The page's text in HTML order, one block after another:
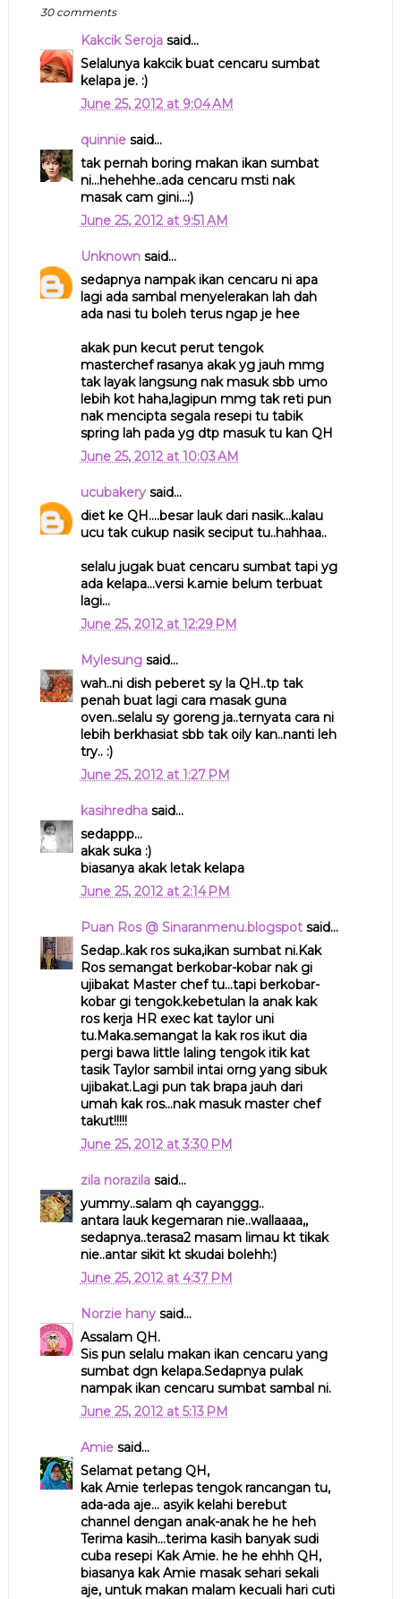
30 comments
Kakcik Serojasaid...
Selalunya kakcik buat cencaru sumbat
kelapa je. :)
June 25, 2012 at 9:04 AM
quinniesaid...
tak pernah boring makan ikan sumbat
ni...hehehhe..ada cencaru msti nak
masak cam gini...:)
June 25, 2012 at 9:51 AM
Unknownsaid...
sedapnya nampak ikan cencaru ni apa
lagi ada sambal menyelerakan lah dah
ada nasi tu boleh terus ngap je hee
akak pun kecut perut tengok
masterchef rasanya akak yg jauh mmg
tak layak langsung nak masuk sbb umo
lebih kot haha,lagipun mmg tak reti pun
nak mencipta segala resepi tu tabik
spring lah pada yg dtp masuk tu kan QH
June 25, 2012 at 10:03 AM
ucubakerysaid...
diet ke QH....besar lauk dari nasik...kalau
ucu tak cukup nasik seciput tu..hahhaa..
selalu jugak buat cencaru sumbat tapi yg
ada kelapa...versi k.amie belum terbuat
lagi...
June 25, 2012 at 12:29 PM
Mylesungsaid...
wah..ni dish peberet sy la QH..tp tak
penah buat lagi cara masak guna
oven..selalu sy goreng ja..ternyata cara ni
lebih berkhasiat sbb tak oily kan..nanti leh
try.. :)
June 25, 2012 at 1:27 PM
kasihredhasaid...
sedappp...
akak suka :)
biasanya akak letak kelapa
June 25, 2012 at 2:14 PM
Puan Ros @ Sinaranmenu.blogspotsaid...
Sedap..kak ros suka,ikan sumbat ni.Kak
Ros semangat berkobar-kobar nak gi
ujibakat Master chef tu...tapi berkobar-
kobar gi tengok.kebetulan la anak kak
ros kerja HR exec kat taylor uni
tu.Maka.semangat la kak ros ikut dia
pergi bawa little laling tengok itik kat
tasik Taylor sambil intai orng yang sibuk
ujibakat.Lagi pun tak brapa jauh dari
umah kak ros...nak masuk master chef
takut!!!!!
June 25, 2012 at 3:30 PM
zila norazilasaid...
yummy..salam qh cayanggg..
antara lauk kegemaran nie..wallaaaa,,
sedapnya..terasa2 masam limau kt tikak
nie..antar sikit kt skudai bolehh:)
June 25, 2012 at 4:37 PM
Norzie hanysaid...
Assalam QH.
Sis pun selalu makan ikan cencaru yang
sumbat dgn kelapa.Sedapnya pulak
nampak ikan cencaru sumbat sambal ni.
June 25, 2012 at 5:13 PM
Amiesaid...
Selamat petang QH,
kak Amie terlepas tengok rancangan tu,
ada-ada aje... asyik kelahi berebut
channel dengan anak-anak he he heh
Terima kasih...terima kasih banyak sudi
cuba resepi Kak Amie. he he ehhh QH,
biasanya kak Amie masak sehari sekali
aje, untuk makan malam kecuali hari cuti